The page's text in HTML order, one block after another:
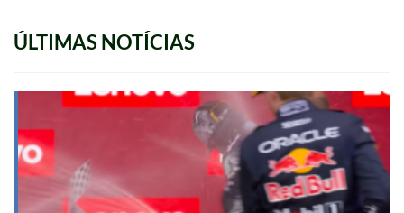
ÚLTIMAS NOTÍCIAS